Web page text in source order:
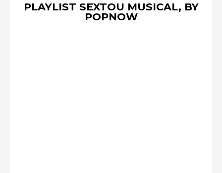
PLAYLIST SEXTOU MUSICAL, BY
POPNOW